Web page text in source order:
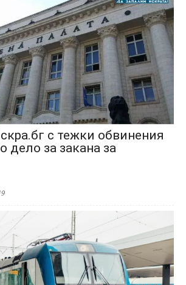
с тежки обвинения
дело за закана за